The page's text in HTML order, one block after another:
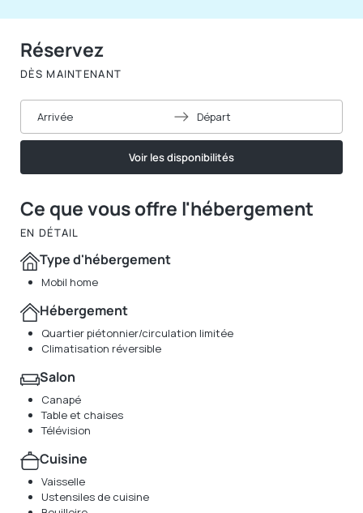
Ce que vous offre l'hébergement
EN DÉTAIL
Type d'hébergement
Mobil home
Hébergement
Quartier piétonnier/circulation limitée
Climatisation réversible
Salon
Canapé
Table et chaises
Télévision
Cuisine
Vaisselle
Ustensiles de cuisine
Réservez
DÈS MAINTENANT
Arrivée Départ
Voir les disponibilités